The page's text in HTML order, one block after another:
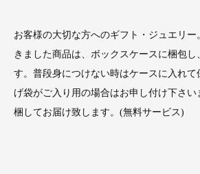
お客様の大切な方へのギフト・ジュエリ
きました商品は、ボックスケースに梱包し
す。普段身につけない時はケースに入れて
げ袋がご入り用の場合はお申し付け下さい
梱してお届け致します。(無料サービス)